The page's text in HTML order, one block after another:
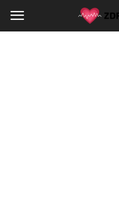
Zdrowietiens.pl